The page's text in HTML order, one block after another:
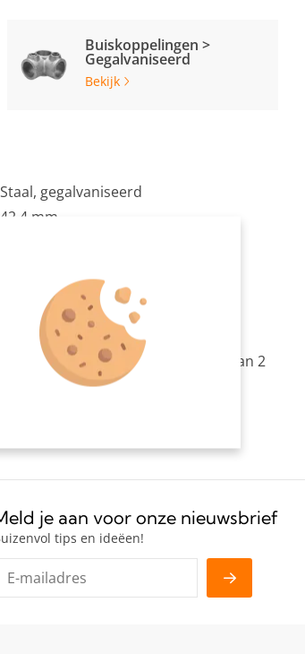
Buiskoppelingen >
Gegalvaniseerd
Bekijk
Staal, gegalvaniseerd
42.4 mm
van een rechte verbinding van 2
je aan voor onze nieuwsbrief
tips en ideëen!